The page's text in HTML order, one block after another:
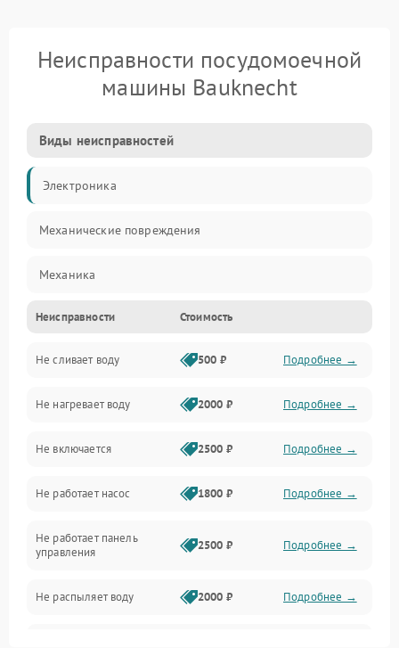
Неисправности посудомоечной
машины Bauknecht
Виды неисправностей
Электроника
Механические повреждения
Механика
Управление
Электропитание
Датчики
Нагрев
Вода
Гигиена
Программное обеспечение
Неисправности Стоимость
Не сливает воду 500 ₽ Подробнее →
Не нагревает воду 2000 ₽ Подробнее →
Не включается 2500 ₽ Подробнее →
Не работает насос 1800 ₽ Подробнее →
Не работает панель
управления
2500 ₽ Подробнее →
Не распыляет воду 2000 ₽ Подробнее →